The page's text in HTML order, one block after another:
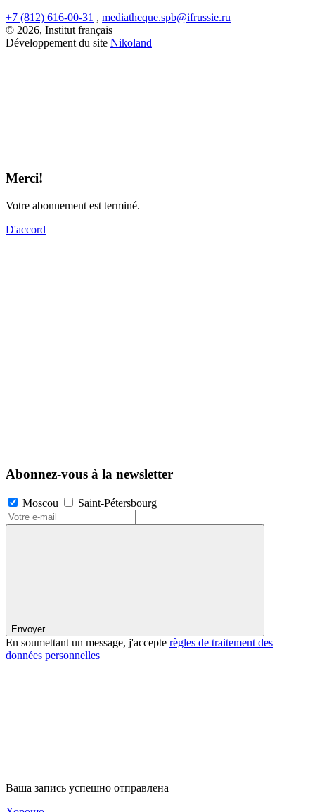
+7 (812) 616-00-31 , mediatheque.spb@ifrussie.ru
© 2026, Institut français
Développement du site Nikoland
Merci!
Votre abonnement est terminé.
D'accord
Abonnez-vous à la newsletter
Moscou Saint-Pétersbourg
Envoyer
En soumettant un message, j'accepte règles de traitement des
données personnelles
Ваша запись успешно отправлена